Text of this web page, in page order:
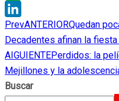
WhatsApp
LinkedIn
PrevANTERIORQuedan
Decadentes afinan la
AIGUIENTEPerdidos: la
Mejillones y la
Buscar